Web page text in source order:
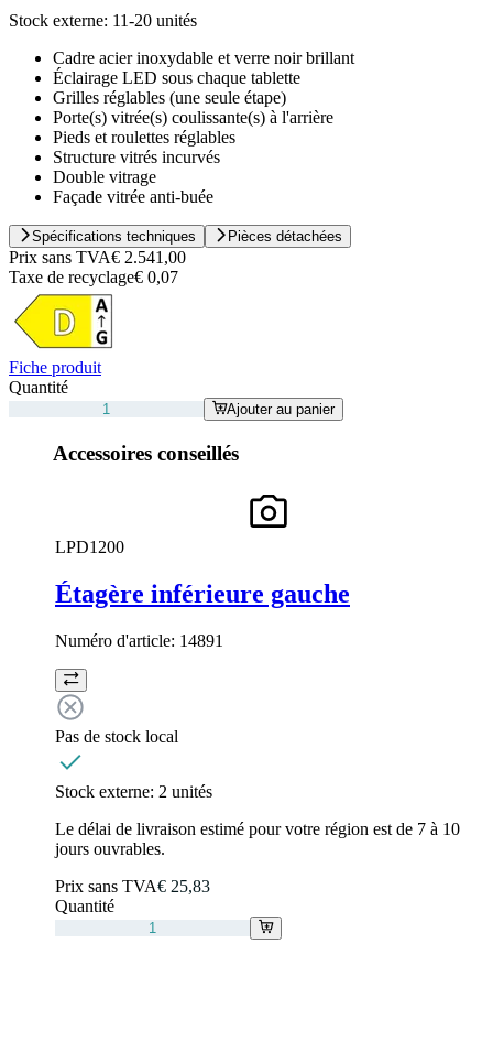
Stock externe: 11-20 unités
Cadre acier inoxydable et verre noir brillant
Éclairage LED sous chaque tablette
Grilles réglables (une seule étape)
Porte(s) vitrée(s) coulissante(s) à l'arrière
Pieds et roulettes réglables
Structure vitrés incurvés
Double vitrage
Façade vitrée anti-buée
Spécifications techniques Pièces détachées
Prix sans TVA€ 2.541,00
Taxe de recyclage€ 0,07
Fiche produit
Quantité
Ajouter au panier
Accessoires conseillés
LPD1200
Étagère inférieure gauche
Numéro d'article: 14891
Pas de stock local
Stock externe: 2 unités
Le délai de livraison estimé pour votre région est de 7 à 10
jours ouvrables.
Prix sans TVA€ 25,83
Quantité